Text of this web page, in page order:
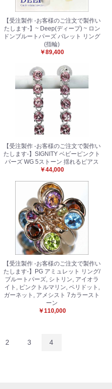
【受注製作 -お客様のご注文で製作い
たします-】~ Deep(ディープ) ~ ロン
ドンブルートパーズ パレット リング
(指輪)
￥89,400
【受注製作 -お客様のご注文で製作い
たします-】SIGNITY ベビーピンクト
パーズ WG 5ストーン 揺れるピアス
￥44,000
【受注製作 -お客様のご注文で製作い
たします-】PG アミュレット リング/
ブルートパーズ, シトリン, アイオラ
イト, ピンクトルマリン, ペリドット,
ガーネット, アメシスト 7カラースト
ーン
￥110,000
2 3 4